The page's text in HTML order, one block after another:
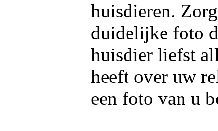
huisdieren.
duidelijke foto
huisdier liefst
heeft over uw
een foto van u